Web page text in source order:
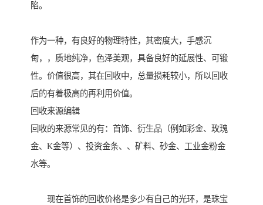
陷。
作为一种，有良好的物理特性，其密度大，手感沉
甸，，质地纯净，色泽美观，具备良好的延展性、可锻
性。价值很高，其在回收中，总量损耗较小，所以回收
后的有着极高的再利用价值。
回收来源编辑
回收的来源常见的有：首饰、衍生品（例如彩金、玫瑰
金、K金等）、投资金条、、矿料、砂金、工业金粉金
水等。
现在首饰的回收价格是多少有自己的光环，是珠宝